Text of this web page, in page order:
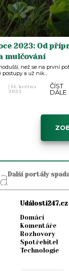
2023: Od
mulčování
než se na první
a už nik...
| 14. května
2023
ČÍST
DÁLE
Další portály
Události247.cz
Domácí
Komentáře
Rozhovory
Spotřebitel
Technologie